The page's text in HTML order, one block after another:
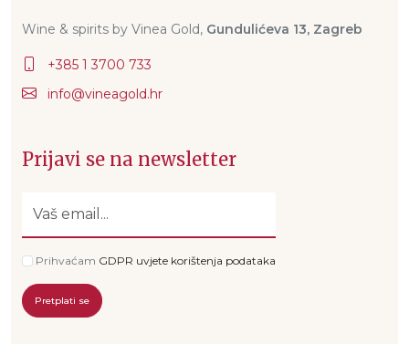
Wine & spirits by Vinea Gold, Gundulićeva 13, Zagreb
+385 1 3700 733
Prijavi se na newsletter
Prihvaćam GDPR uvjete korištenja podataka
Pretplati se